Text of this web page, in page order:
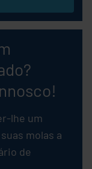
lhe um
molas a
de